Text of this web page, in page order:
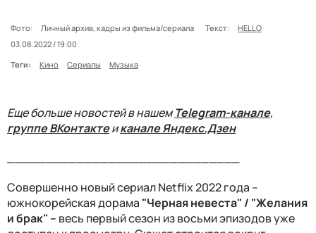
Фото: Личный архив, кадры из фильма/сериала Текст:
HELLO
03.08.2022 / 19:00
Теги:
Кино Сериалы Музыка
Еще больше новостей в нашемTelegram-канале,
группе ВКонтактеиканале Яндекс.Дзен
Совершенно новый сериал Netflix 2022 года –
южнокорейская дорама "Черная невеста" / "Желания
и брак" – весь первый сезон из восьми эпизодов уже